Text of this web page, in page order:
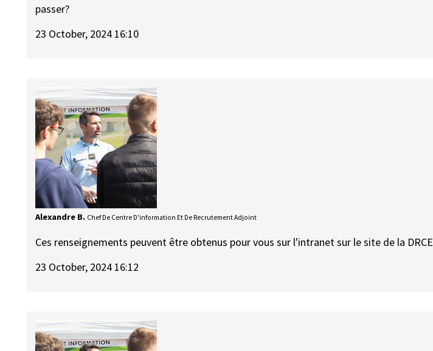
passer?
23 October, 2024 16:10
Alexandre B. Chef De Centre D'information Et De Recrutement Adjoint
Ces renseignements peuvent être obtenus pour vous sur l'intranet sur le site de la DRCE
23 October, 2024 16:12